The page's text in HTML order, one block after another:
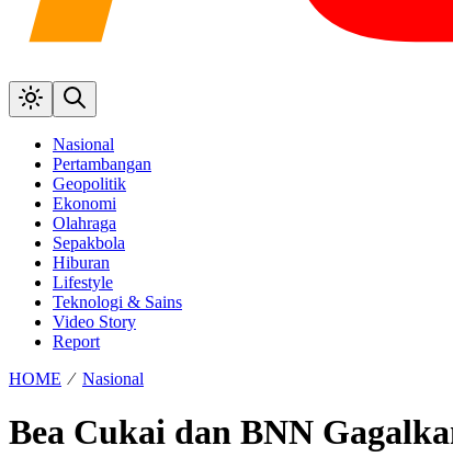
Nasional
Pertambangan
Geopolitik
Ekonomi
Olahraga
Sepakbola
Hiburan
Lifestyle
Teknologi & Sains
Video Story
Report
HOME ⁄ Nasional
Bea Cukai dan BNN